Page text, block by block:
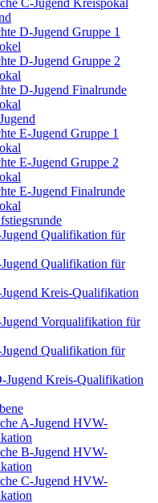
C-Jugend Kreispokal
D-Jugend Gruppe 1
D-Jugend Gruppe 2
D-Jugend Finalrunde
E-Jugend Gruppe 1
E-Jugend Gruppe 2
E-Jugend Finalrunde
Qualifikation für
Qualifikation für
Kreis-Qualifikation
Vorqualifikation für
Qualifikation für
Jugend Kreis-Qualifikation
A-Jugend HVW-
B-Jugend HVW-
C-Jugend HVW-